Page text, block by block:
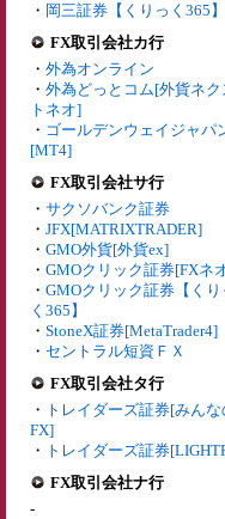
・ 岡三証券【くりっく365】
FX取引会社カ行
・ 外為オンライン
・ 外為どっとコム[外貨ネク
トネオ]
・ ゴールデンウェイジャパ
[MT4]
FX取引会社サ行
・ サクソバンク証券
・ JFX[MATRIXTRADER]
・ GMO外貨[外貨ex]
・ GMOクリック証券[FXネ
・ GMOクリック証券【くり
く365】
・ StoneX証券[MetaTrader4]
・ セントラル短資ＦＸ
FX取引会社タ行
・ トレイダーズ証券[みんな
FX]
・ トレイダーズ証券
FX取引会社ナ行
-